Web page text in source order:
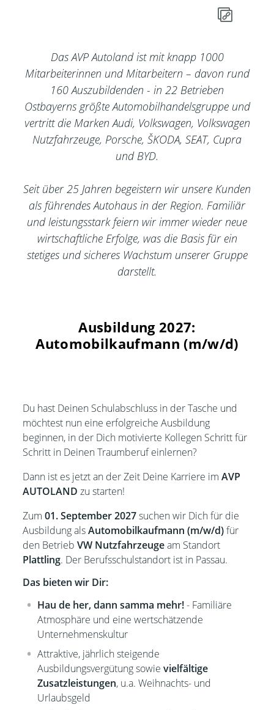
Das AVP Autoland ist mit knapp 1000
Mitarbeiterinnen und Mitarbeitern – davon rund
160 Auszubildenden - in 22 Betrieben
Ostbayerns größte Automobilhandelsgruppe und
vertritt die Marken Audi, Volkswagen, Volkswagen
Nutzfahrzeuge, Porsche, ŠKODA, SEAT, Cupra
und BYD.
Seit über 25 Jahren begeistern wir unsere Kunden
als führendes Autohaus in der Region. Familiär
und leistungsstark feiern wir immer wieder neue
wirtschaftliche Erfolge, was die Basis für ein
stetiges und sicheres Wachstum unserer Gruppe
darstellt.
Ausbildung 2027:
Automobilkaufmann (m/w/d)
Du hast Deinen Schulabschluss in der Tasche und
möchtest nun eine erfolgreiche Ausbildung
beginnen, in der Dich motivierte Kollegen Schritt für
Schritt in Deinen Traumberuf einlernen?
Dann ist es jetzt an der Zeit Deine Karriere imAVP
AUTOLANDzu starten!
Zum01. September 2027suchen wir Dich für die
Ausbildung alsAutomobilkaufmann (m/w/d)für
den BetriebVW Nutzfahrzeugeam Standort
Plattling. Der Berufsschulstandort ist in Passau.
Das bieten wir Dir:
Hau de her, dann samma mehr!- Familiäre
Atmosphäre und eine wertschätzende
Unternehmenskultur
Attraktive, jährlich steigende
Ausbildungsvergütung sowievielfältige
Zusatzleistungen, u.a. Weihnachts- und
Urlaubsgeld